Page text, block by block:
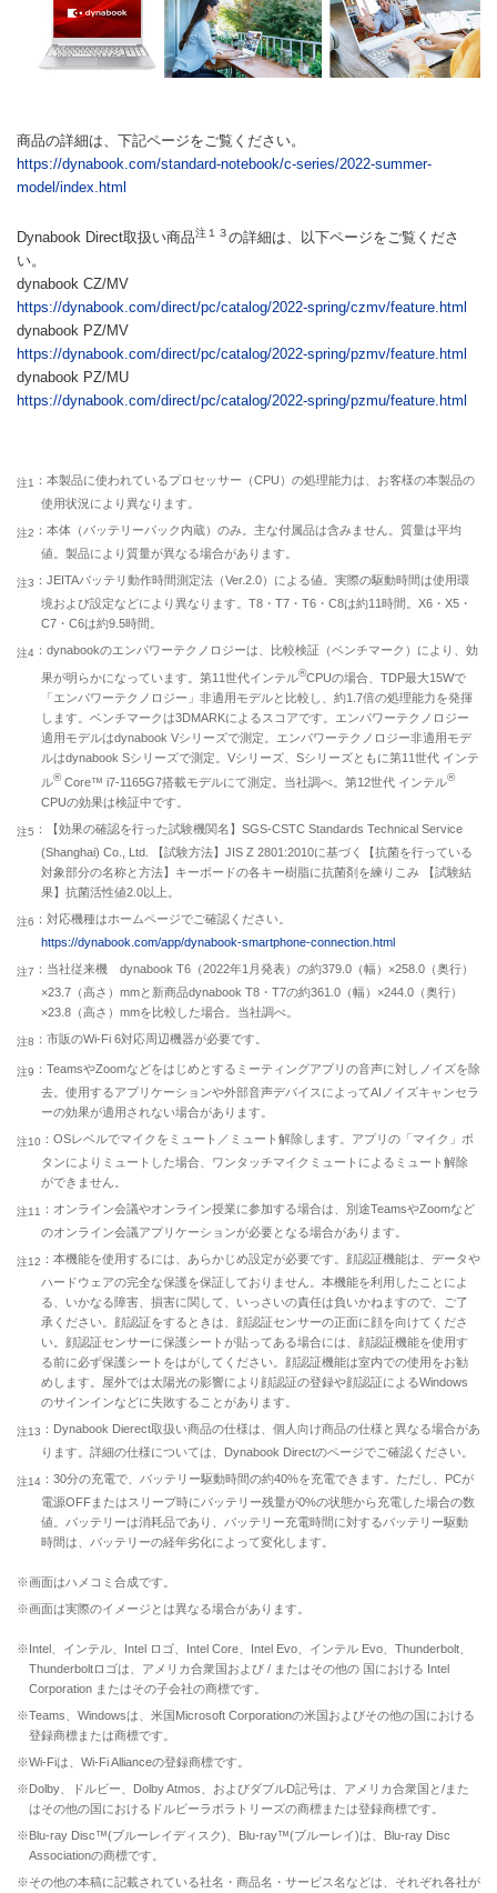
商品の詳細は、下記ページをご覧ください。
https://dynabook.com/standard-notebook/c-series/2022-summer-
model/index.html
Dynabook Direct取扱い商品注１３の詳細は、以下ページをご覧くださ
い。
dynabook CZ/MV
https://dynabook.com/direct/pc/catalog/2022-spring/czmv/feature.html
dynabook PZ/MV
https://dynabook.com/direct/pc/catalog/2022-spring/pzmv/feature.html
dynabook PZ/MU
https://dynabook.com/direct/pc/catalog/2022-spring/pzmu/feature.html
注1
：本製品に使われているプロセッサー（CPU）の処理能力は、お客様の本製品の
使用状況により異なります。
注2 ：本体（バッテリーパック内蔵）のみ。主な付属品は含みません。質量は平均
値。製品により質量が異なる場合があります。
注3 ：JEITAバッテリ動作時間測定法（Ver.2.0）による値。実際の駆動時間は使用環
境および設定などにより異なります。T8・T7・T6・C8は約11時間。X6・X5・
C7・C6は約9.5時間。
注4 ：dynabookのエンパワーテクノロジーは、比較検証（ベンチマーク）により、効
果が明らかになっています。第11世代インテル®CPUの場合、TDP最大15Wで
「エンパワーテクノロジー」非適用モデルと比較し、約1.7倍の処理能力を発揮
します。ベンチマークは3DMARKによるスコアです。エンパワーテクノロジー
適用モデルはdynabook Vシリーズで測定。エンパワーテクノロジー非適用モデ
ルはdynabook Sシリーズで測定。Vシリーズ、Sシリーズともに第11世代 インテ
ル®Core™ i7-1165G7搭載モデルにて測定。当社調べ。第12世代 インテル®
CPUの効果は検証中です。
注5 ：【効果の確認を行った試験機関名】SGS-CSTC Standards Technical Service
(Shanghai) Co., Ltd. 【試験方法】JIS Z 2801:2010に基づく【抗菌を行っている
対象部分の名称と方法】キーボードの各キー樹脂に抗菌剤を練りこみ 【試験結
果】抗菌活性値2.0以上。
注6 ：対応機種はホームページでご確認ください。
https://dynabook.com/app/dynabook-smartphone-connection.html
注7 ：当社従来機 dynabook T6（2022年1月発表）の約379.0（幅）×258.0（奥行）
×23.7（高さ）mmと新商品dynabook T8・T7の約361.0（幅）×244.0（奥行）
×23.8（高さ）mmを比較した場合。当社調べ。
注8 ：市販のWi-Fi 6対応周辺機器が必要です。
注9 ：TeamsやZoomなどをはじめとするミーティングアプリの音声に対しノイズを除
去。使用するアプリケーションや外部音声デバイスによってAIノイズキャンセラ
ーの効果が適用されない場合があります。
注10 ：OSレベルでマイクをミュート／ミュート解除します。アプリの「マイク」ボ
タンによりミュートした場合、ワンタッチマイクミュートによるミュート解除
ができません。
注11
：オンライン会議やオンライン授業に参加する場合は、別途TeamsやZoomなど
のオンライン会議アプリケーションが必要となる場合があります。
注12 ：本機能を使用するには、あらかじめ設定が必要です。顔認証機能は、データや
ハードウェアの完全な保護を保証しておりません。本機能を利用したことによ
る、いかなる障害、損害に関して、いっさいの責任は負いかねますので、ご了
承ください。顔認証をするときは、顔認証センサーの正面に顔を向けてくださ
い。顔認証センサーに保護シートが貼ってある場合には、顔認証機能を使用す
る前に必ず保護シートをはがしてください。顔認証機能は室内での使用をお勧
めします。屋外では太陽光の影響により顔認証の登録や顔認証によるWindows
のサインインなどに失敗することがあります。
注13 ：Dynabook Dierect取扱い商品の仕様は、個人向け商品の仕様と異なる場合があ
ります。詳細の仕様については、Dynabook Directのページでご確認ください。
注14 ：30分の充電で、バッテリー駆動時間の約40%を充電できます。ただし、PCが
電源OFFまたはスリープ時にバッテリー残量が0%の状態から充電した場合の数
値。バッテリーは消耗品であり、バッテリー充電時間に対するバッテリー駆動
時間は、バッテリーの経年劣化によって変化します。
※画面はハメコミ合成です。
※画面は実際のイメージとは異なる場合があります。
※Intel、インテル、Intel ロゴ、Intel Core、Intel Evo、インテル Evo、Thunderbolt、
Thunderboltロゴは、アメリカ合衆国および / またはその他の 国における Intel
Corporation またはその子会社の商標です。
※Teams、Windowsは、米国Microsoft Corporationの米国およびその他の国における
登録商標または商標です。
※Wi-Fiは、Wi-Fi Allianceの登録商標です。
※Dolby、ドルビー、Dolby Atmos、およびダブルD記号は、アメリカ合衆国と/また
はその他の国におけるドルビーラボラトリーズの商標または登録商標です。
※Blu-ray Disc™(ブルーレイディスク)、Blu-ray™(ブルーレイ)は、Blu-ray Disc
Associationの商標です。
※その他の本稿に記載されている社名・商品名・サービス名などは、それぞれ各社が